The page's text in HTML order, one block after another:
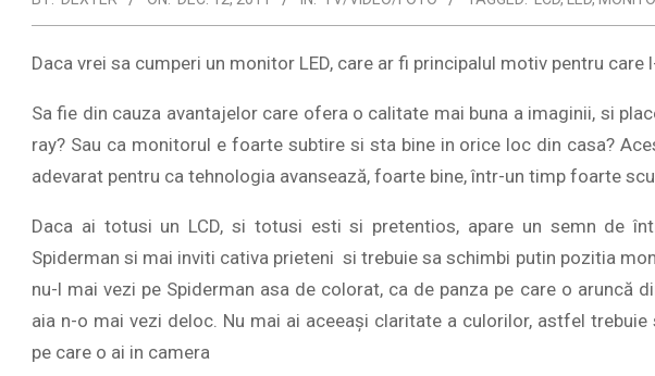
Daca vrei sa cumperi un monitor LED, care ar fi principalul motiv pentru care
Sa fie din cauza avantajelor care ofera o calitate mai buna a imaginii, si
ray? Sau ca monitorul e foarte subtire si sta bine in orice loc din casa?
adevarat pentru ca tehnologia avansează, foarte bine, într-un timp foarte
Daca ai totusi un LCD, si totusi esti si pretentios, apare un semn de
Spiderman si mai inviti cativa prieteni si trebuie sa schimbi putin pozitia
nu-l mai vezi pe Spiderman asa de colorat, ca de panza pe care o aruncă
aia n-o mai vezi deloc. Nu mai ai aceeaşi claritate a culorilor, astfel
pe care o ai in camera